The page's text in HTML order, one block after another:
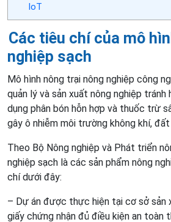
IoT
Các tiêu chí của mô
nghiệp sạch
Mô hình nông trại nông nghiệp công
quản lý và sản xuất nông nghiệp
dụng phân bón hỗn hợp và thuốc trừ
gây ô nhiễm môi trường không khí,
Theo Bộ Nông nghiệp và Phát triển
nghiệp sạch là các sản phẩm nông
chí dưới đây:
– Dự án được thực hiện tại cơ sở sản
giấy chứng nhận đủ điều kiện an toàn